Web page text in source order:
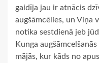
gaidīja jau ir atnācis
augšāmcēlies, un Viņa
notika sestdienā jeb
Kunga
mājās, kur kāds no